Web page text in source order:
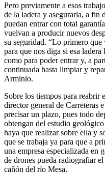
Pero previamente a esos
de la ladera y asegurarla, a fin
puedan entrar con total
vuelvan a producir nuevos
su seguridad. “Lo primero que
para que nos diga si esa
como para poder entrar y, a
continuada hasta limpiar y
Arminio.
Sobre los tiempos para reabrir
director general de Carreteras
precisar un plazo, pues todo
obtengan del estudio
haya que realizar sobre ella y
que se trabaja ya para que a
una empresa especializada en
de drones pueda radiografiar
cañón del río Mesa.